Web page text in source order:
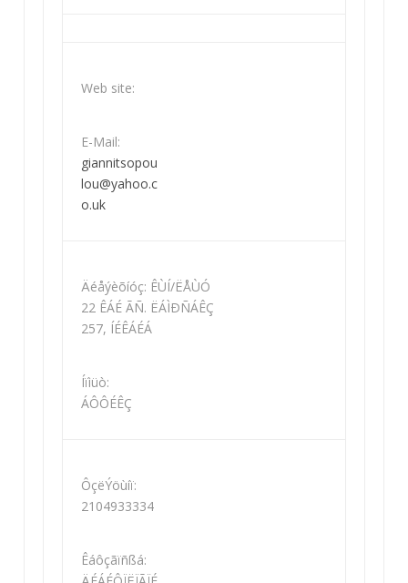
Web site:
E-Mail:
giannitsopou
lou@yahoo.c
o.uk
Äéåýèõíóç: ÊÙÍ/ËÅÙÓ
22 ÊÁÉ ÃÑ. ËÁÌÐÑÁÊÇ
257, ÍÉÊÁÉÁ
Íïìüò:
ÁÔÔÉÊÇ
ÔçëÝöùíï:
2104933334
Êáôçãïñßá: